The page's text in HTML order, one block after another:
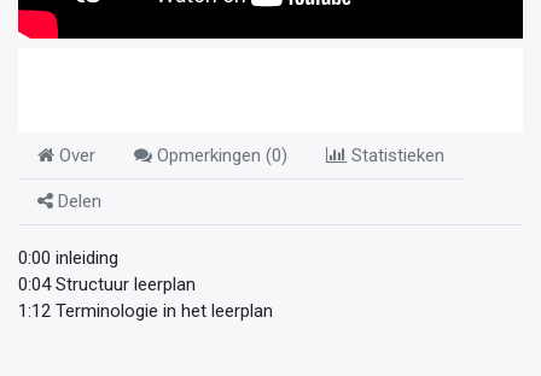
Over Opmerkingen (0) Statistieken
Delen
0:00 inleiding
0:04 Structuur leerplan
1:12 Terminologie in het leerplan